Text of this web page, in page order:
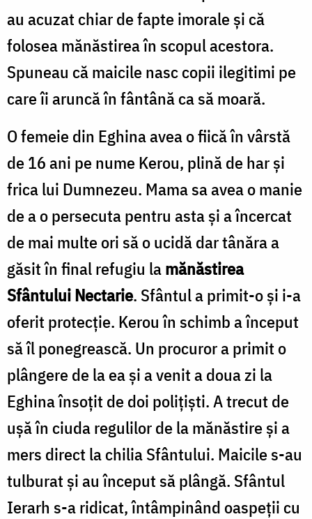
au acuzat chiar de fapte imorale și că
folosea mănăstirea în scopul acestora.
Spuneau că maicile nasc copii ilegitimi pe
care îi aruncă în fântână ca să moară.
O femeie din Eghina avea o fiică în vârstă
de 16 ani pe nume Kerou, plină de har și
frica lui Dumnezeu. Mama sa avea o manie
de a o persecuta pentru asta și a încercat
de mai multe ori să o ucidă dar tânăra a
găsit în final refugiu lamănăstirea
Sfântului Nectarie. Sfântul a primit-o și i-a
oferit protecție. Kerou în schimb a început
să îl ponegrească. Un procuror a primit o
plângere de la ea și a venit a doua zi la
Eghina însoțit de doi polițiști. A trecut de
ușă în ciuda regulilor de la mănăstire și a
mers direct la chilia Sfântului. Maicile s-au
tulburat și au început să plângă. Sfântul
Ierarh s-a ridicat, întâmpinând oaspeții cu